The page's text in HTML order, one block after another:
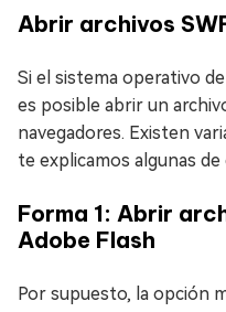
Abrir archivos
Si el sistema operativo
es posible abrir un
navegadores. Existen
te explicamos algunas de
Forma 1: Abrir
Adobe Flash
Por supuesto, la opción